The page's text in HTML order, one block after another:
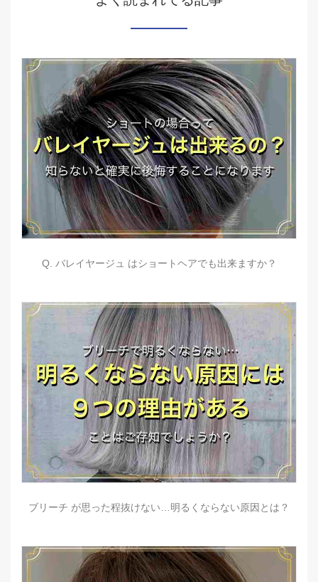
Q. バレイヤージュ はショートヘアでも出来ますか？
ブリーチ が思った程抜けない…明るくならない原因とは？